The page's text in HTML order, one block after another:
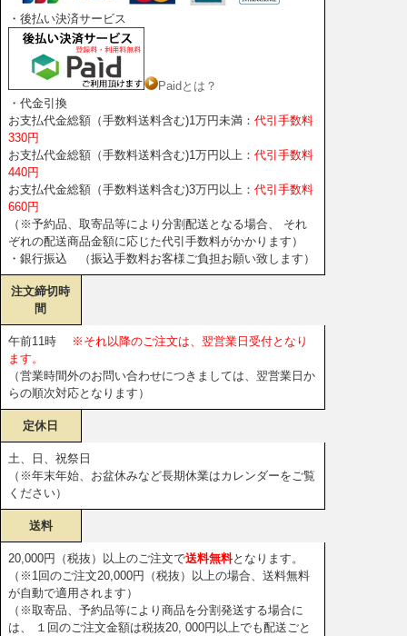
・後払い決済サービス
Paidとは？
・代金引換
お支払代金総額（手数料送料含む)1万円未満： 代引手数料
330円
お支払代金総額（手数料送料含む)1万円以上： 代引手数料
440円
お支払代金総額（手数料送料含む)3万円以上： 代引手数料
660円
（※予約品、取寄品等により分割配送となる場合、 それ
ぞれの配送商品金額に応じた代引手数料がかかります）
・銀行振込 （振込手数料お客様ご負担お願い致します）
注文締切時
間
午前11時
※それ以降のご注文は、翌営業日受付となり
ます。
（営業時間外のお問い合わせにつきましては、翌営業日か
らの順次対応となります）
定休日
土、日、祝祭日
（※年末年始、お盆休みなど長期休業はカレンダーをご覧
ください）
送料
20,000円（税抜）以上のご注文で送料無料となります。
（※1回のご注文20,000円（税抜）以上の場合、送料無料
が自動で適用されます）
（※取寄品、予約品等により商品を分割発送する場合に
は、 １回のご注文金額は税抜20, 000円以上でも配送ごと